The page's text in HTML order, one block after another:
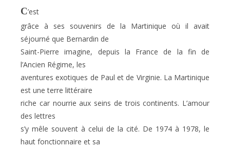
C’est
grâce à ses souvenirs de la Martinique où il avait
séjourné que Bernardin de
Saint-Pierre imagine, depuis la France de la fin de
l’Ancien Régime, les
aventures exotiques de Paul et de Virginie. La Martinique
est une terre littéraire
riche car nourrie aux seins de trois continents. L’amour
des lettres
s’y mêle souvent à celui de la cité. De 1974 à 1978, le
haut fonctionnaire et sa